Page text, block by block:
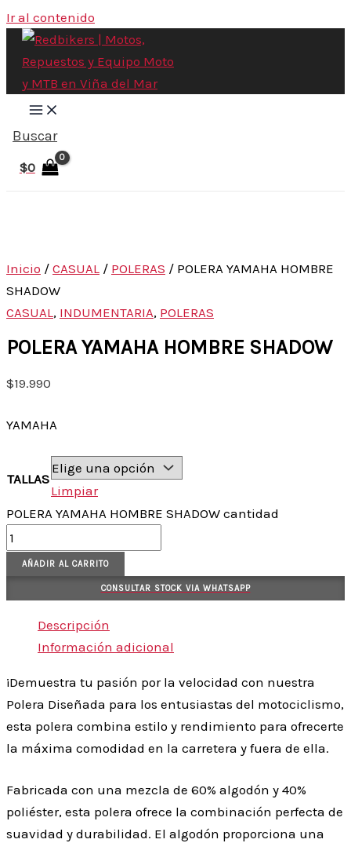
Ir al contenido
Buscar
$0
Inicio / CASUAL / POLERAS / POLERA YAMAHA HOMBRE
SHADOW
CASUAL, INDUMENTARIA, POLERAS
POLERA YAMAHA HOMBRE SHADOW
$19.990
YAMAHA
TALLAS
Limpiar
POLERA YAMAHA HOMBRE SHADOW cantidad
AÑADIR AL CARRITO
CONSULTAR STOCK VIA WHATSAPP
Descripción
Información adicional
¡Demuestra tu pasión por la velocidad con nuestra
Polera Diseñada para los entusiastas del motociclismo,
esta polera combina estilo y rendimiento para ofrecerte
la máxima comodidad en la carretera y fuera de ella.
Fabricada con una mezcla de 60% algodón y 40%
poliéster, esta polera ofrece la combinación perfecta de
suavidad y durabilidad. El algodón proporciona una